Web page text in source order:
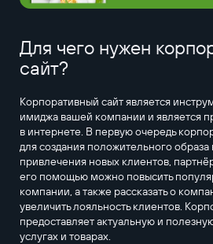
Для чего нужен
сайт?
Корпоративный сайт является
имиджа вашей компании и является
в интернете. В первую очередь
для создания положительного
привлечения новых клиентов,
его помощью можно повысить
компании, а также рассказать о
увеличить лояльность клиентов.
предоставляет актуальную и
услугах и товарах.